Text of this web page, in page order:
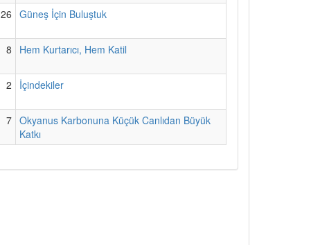
26 Güneş İçin Buluştuk
8 Hem Kurtarıcı, Hem Katil
2 İçindekiler
7 Okyanus Karbonuna Küçük Canlıdan Büyük
Katkı